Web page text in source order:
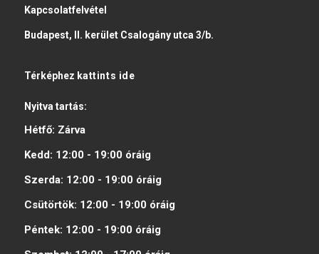
Kapcsolatfelvétel
Budapest, II. kerület Csalogány utca 3/b.
Térképhez kattints ide
Nyitva tartás:
Hétfő: Zárva
Kedd: 12:00 - 19:00 óráig
Szerda: 12:00 - 19:00 óráig
Csütörtök: 12:00 - 19:00 óráig
Péntek: 12:00 - 19:00 óráig